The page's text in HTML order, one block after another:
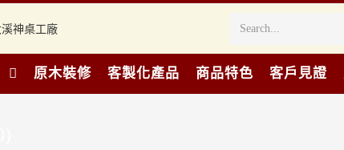
Search...
原木裝修 客製化產品 商品特色 客戶見證